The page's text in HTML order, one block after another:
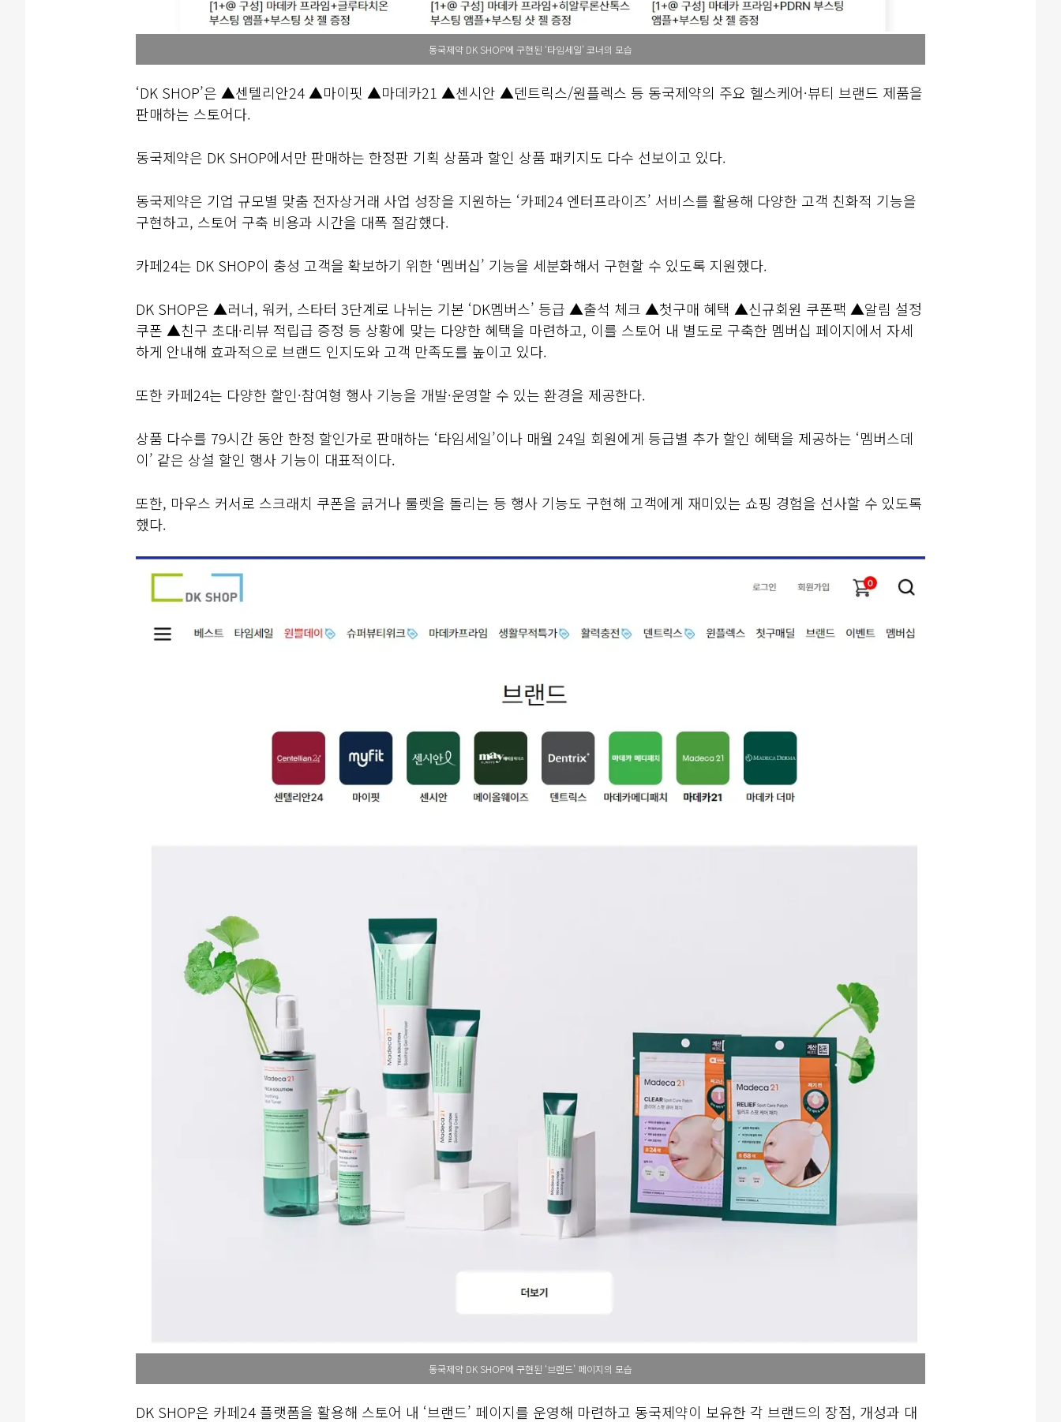
동국제약 DK SHOP에 구현된 ‘타임세일’ 코너의 모습
‘DK SHOP’은 ▲센텔리안24 ▲마이핏 ▲마데카21 ▲센시안 ▲덴트릭스/원플렉스 등 동국제약의 주요 헬스케어·뷰티 브랜드 제품을
판매하는 스토어다.
동국제약은 DK SHOP에서만 판매하는 한정판 기획 상품과 할인 상품 패키지도 다수 선보이고 있다.
동국제약은 기업 규모별 맞춤 전자상거래 사업 성장을 지원하는 ‘카페24 엔터프라이즈’ 서비스를 활용해 다양한 고객 친화적 기능을
구현하고, 스토어 구축 비용과 시간을 대폭 절감했다.
카페24는 DK SHOP이 충성 고객을 확보하기 위한 ‘멤버십’ 기능을 세분화해서 구현할 수 있도록 지원했다.
DK SHOP은 ▲러너, 워커, 스타터 3단계로 나뉘는 기본 ‘DK멤버스’ 등급 ▲출석 체크 ▲첫구매 혜택 ▲신규회원 쿠폰팩 ▲알림 설정
쿠폰 ▲친구 초대·리뷰 적립급 증정 등 상황에 맞는 다양한 혜택을 마련하고, 이를 스토어 내 별도로 구축한 멤버십 페이지에서 자세
하게 안내해 효과적으로 브랜드 인지도와 고객 만족도를 높이고 있다.
또한 카페24는 다양한 할인·참여형 행사 기능을 개발·운영할 수 있는 환경을 제공한다.
상품 다수를 79시간 동안 한정 할인가로 판매하는 ‘타임세일’이나 매월 24일 회원에게 등급별 추가 할인 혜택을 제공하는 ‘멤버스데
이’ 같은 상설 할인 행사 기능이 대표적이다.
또한, 마우스 커서로 스크래치 쿠폰을 긁거나 룰렛을 돌리는 등 행사 기능도 구현해 고객에게 재미있는 쇼핑 경험을 선사할 수 있도록
했다.
동국제약 DK SHOP에 구현된 ‘브랜드’ 페이지의 모습
DK SHOP은 카페24 플랫폼을 활용해 스토어 내 ‘브랜드’ 페이지를 운영해 마련하고 동국제약이 보유한 각 브랜드의 장점, 개성과 대